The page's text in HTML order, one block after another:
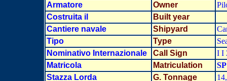
Armatore
Owner
Costruita il
Built year
Cantiere navale
Shipyard
Tipo
Type
Nominativo Internazionale
Call Sign
I I
Matricola
Matriculation
Stazza Lorda
G. Tonnage